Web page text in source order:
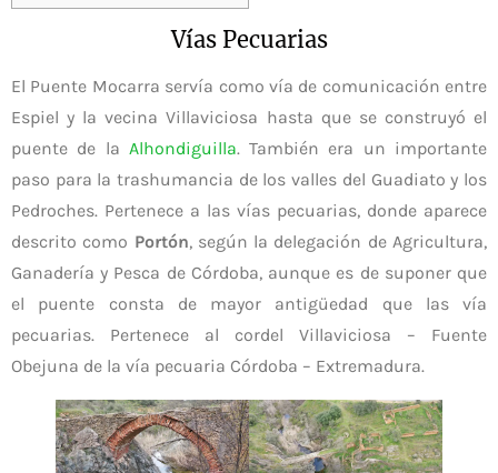
Vías Pecuarias
El Puente Mocarra servía como vía de comunicación entre
Espiel y la vecina Villaviciosa hasta que se construyó el
puente de la Alhondiguilla. También era un importante
paso para la trashumancia de los valles del Guadiato y los
Pedroches. Pertenece a las vías pecuarias, donde aparece
descrito como Portón, según la delegación de Agricultura,
Ganadería y Pesca de Córdoba, aunque es de suponer que
el puente consta de mayor antigüedad que las vía
pecuarias. Pertenece al cordel Villaviciosa – Fuente
Obejuna de la vía pecuaria Córdoba – Extremadura.